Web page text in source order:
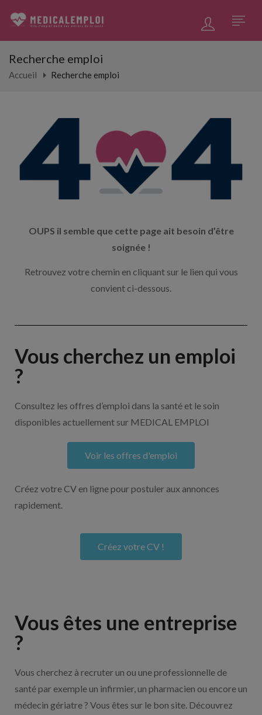
Recherche emploi
Accueil Recherche emploi
OUPS il semble que cette page ait besoin d’être
soignée !
Retrouvez votre chemin en cliquant sur le lien qui vous
convient ci-dessous.
Vous cherchez un emploi
?
Consultez les offres d’emploi dans la santé et le soin
disponibles actuellement sur MEDICAL EMPLOI
Voir les offres d'emploi
Créez votre CV en ligne pour postuler aux annonces
rapidement.
Créez votre CV !
Vous êtes une entreprise
?
Vous cherchez à recruter un ou une professionnelle de
santé par exemple un infirmier, un pharmacien ou encore un
médecin gériatre ? Vous êtes sur le bon site. Découvrez